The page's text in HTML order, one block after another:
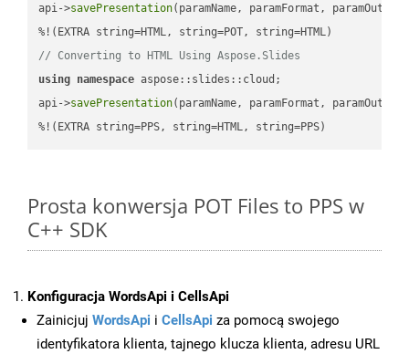
api->savePresentation(paramName, paramFormat,
// Converting to HTML Using Aspose.Slides
using namespace aspose::slides::cloud;
api->savePresentation(paramName, paramFormat,
%!(EXTRA string=PPS, string=HTML, string=PPS)
Prosta konwersja POT Files to PPS w
C++ SDK
Konfiguracja WordsApi i CellsApi
Zainicjuj WordsApi i CellsApi za pomocą swojego
identyfikatora klienta, tajnego klucza klienta, adresu URL